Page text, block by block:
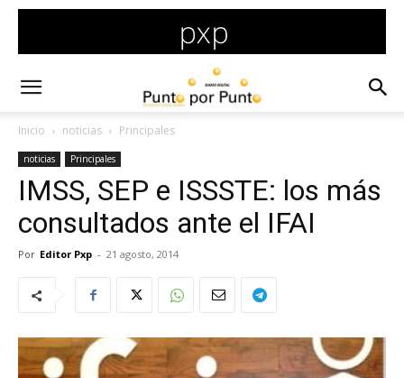
Inicio noticias Principales
noticias Principales
IMSS, SEP e ISSSTE: los más
consultados ante el IFAI
Por Editor Pxp - 21 agosto, 2014